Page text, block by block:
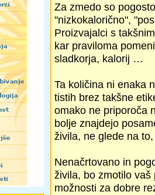
Za zmedo so
"nizkokalorično",
Proizvajalci s
kar praviloma
sladkorja, kalorij …
Ta količina ni enaka
tistih brez takšne
omako ne priporoča
bolje znajdejo
živila, ne glede na
Nenačrtovano in
živila, bo zmotilo
možnosti za dobre